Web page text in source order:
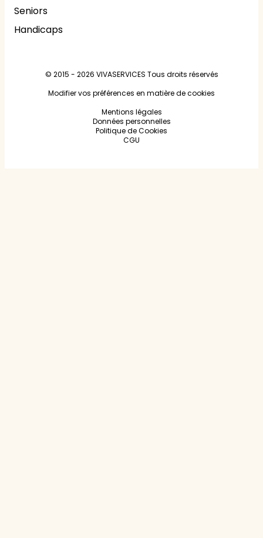
Seniors
Handicaps
© 2015 - 2026 VIVASERVICES Tous droits réservés
Modifier vos préférences en matière de cookies
Mentions légales
Données personnelles
Politique de Cookies
CGU